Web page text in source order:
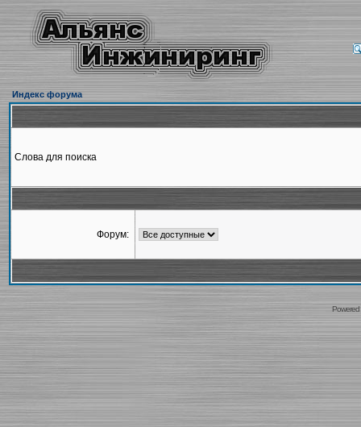
Индекс форума
Слова для поиска
Форум: